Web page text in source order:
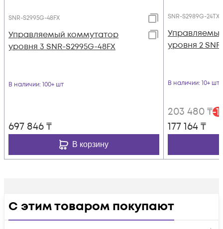
SNR-S2995G-48FX
Управляемый коммутатор
уровня 3 SNR-S2995G-48FX
В наличии: 100+ шт
697 846₸
В корзину
SNR-S2989G-24TX
уровня 2
В наличии: 10+ шт
203 480₸-
177 164₸
С этим товаром покупают